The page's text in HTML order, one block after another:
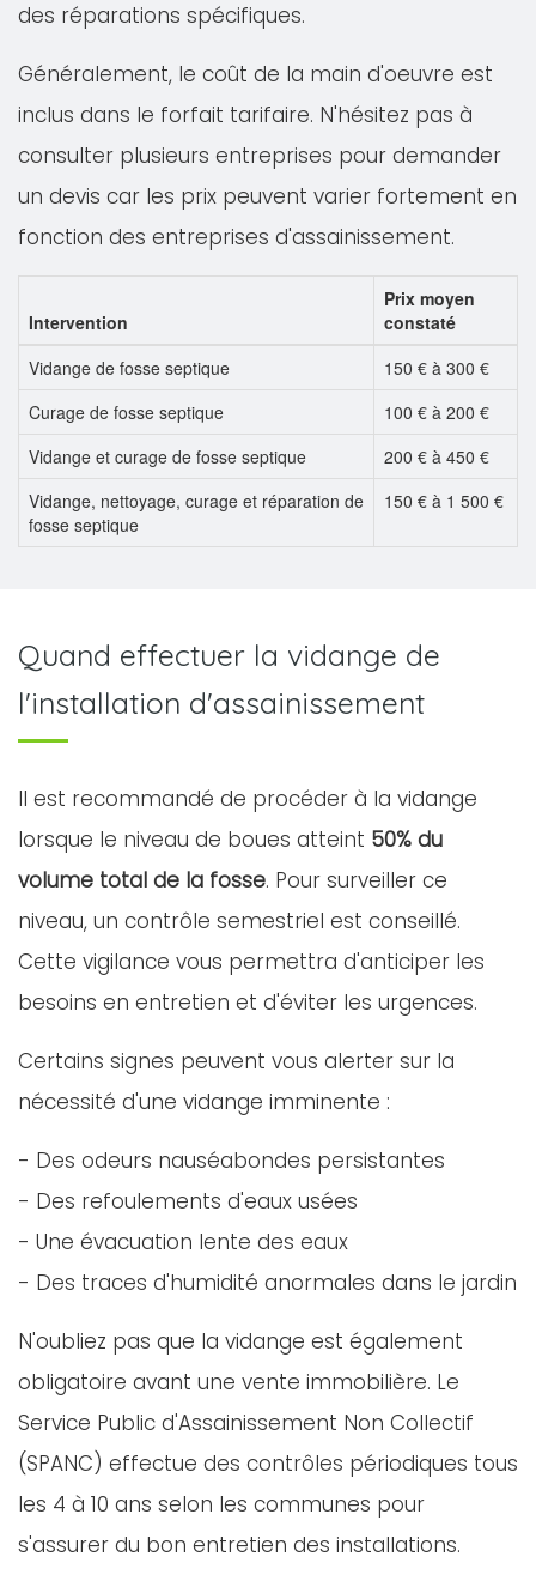
des réparations spécifiques.
Généralement, le coût de la main d'oeuvre est
inclus dans le forfait tarifaire. N'hésitez pas à
consulter plusieurs entreprises pour demander
un devis car les prix peuvent varier fortement en
fonction des entreprises d'assainissement.
Intervention
Prix moyen
constaté
Vidange de fosse septique
150 € à 300 €
Curage de fosse septique
100 € à 200 €
Vidange et curage de fosse septique
200 € à 450 €
Vidange, nettoyage, curage et réparation de
fosse septique
150 € à 1 500 €
Quand effectuer la vidange de
l'installation d'assainissement
Il est recommandé de procéder à la vidange
lorsque le niveau de boues atteint 50% du
volume total de la fosse. Pour surveiller ce
niveau, un contrôle semestriel est conseillé.
Cette vigilance vous permettra d'anticiper les
besoins en entretien et d'éviter les urgences.
Certains signes peuvent vous alerter sur la
nécessité d'une vidange imminente :
- Des odeurs nauséabondes persistantes
- Des refoulements d'eaux usées
- Une évacuation lente des eaux
- Des traces d'humidité anormales dans le jardin
N'oubliez pas que la vidange est également
obligatoire avant une vente immobilière. Le
Service Public d'Assainissement Non Collectif
(SPANC) effectue des contrôles périodiques tous
les 4 à 10 ans selon les communes pour
s'assurer du bon entretien des installations.